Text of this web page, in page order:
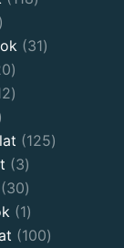
31
125
3
30
1
100